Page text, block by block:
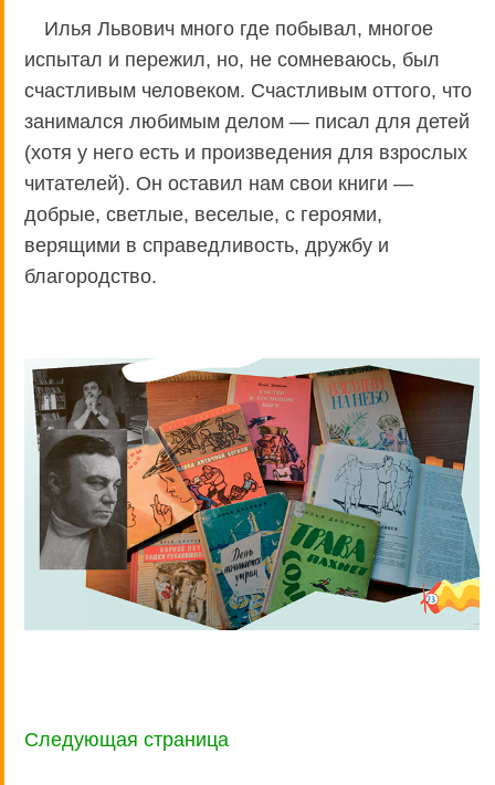
Илья Львович много где побывал, многое
испытал и пережил, но, не сомневаюсь, был
счастливым человеком. Счастливым оттого, что
занимался любимым делом — писал для детей
(хотя у него есть и произведения для взрослых
читателей). Он оставил нам свои книги —
добрые, светлые, веселые, с героями,
верящими в справедливость, дружбу и
благородство.
Следующая страница